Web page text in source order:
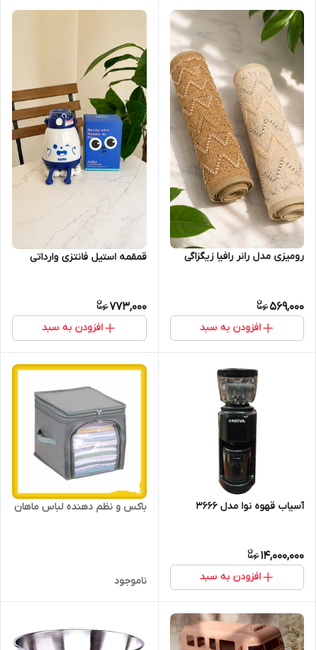
رومیزی مدل رانر رافیا زیگزاگی
569,000
افزودن به سبد
قمقمه استیل فانتزی وارداتی
773,000
افزودن به سبد
آسیاب قهوه نوا مدل 3666
14,000,000
افزودن به سبد
باکس و نظم دهنده لباس ماهان
ناموجود